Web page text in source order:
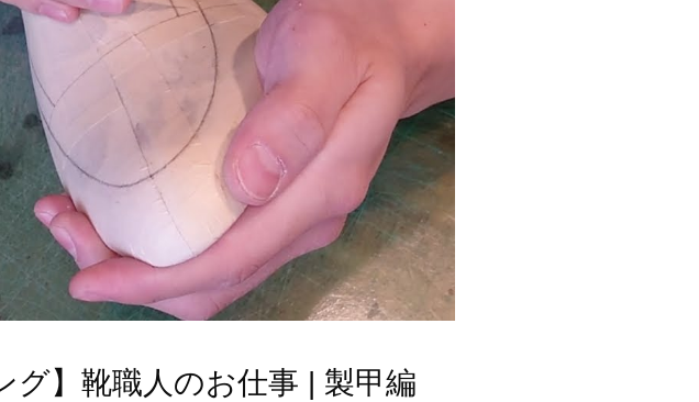
】靴職人のお仕事 | 製甲編